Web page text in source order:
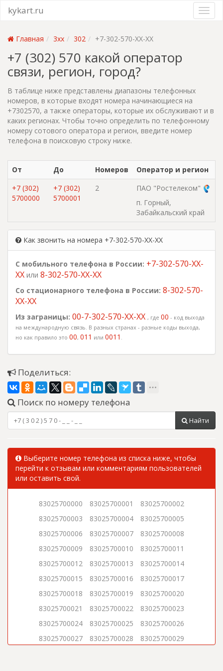
kykart.ru
Главная 3xx 302 +7-302-570-XX-XX
+7 (302) 570 какой оператор
связи, регион, город?
В таблице ниже представлены диапазоны телефонных
номеров, в которые входят номера начинающиеся на
+7302570, а также операторы, которые их обслуживают и в
каких регионах. Чтобы точно определить по телефонному
номеру сотового оператора и регион, введите номер
телефона в поисковую строку ниже.
От До Номеров
Оператор и регион
+7 (302)
5700000
+7 (302)
5700001
2
ПАО "Ростелеком"
п. Горный,
Забайкальский край
Как звонить на номера +7-302-570-XX-XX
С мобильного телефона в России: +7-302-570-XX-
XX или 8-302-570-XX-XX
Со стационарного телефона в России: 8-302-570-
XX-XX
Из заграницы: 00-7-302-570-XX-XX , где 00 - код выхода
на международную связь. В разных странах - разные коды выхода,
но как правило это 00, 011 или 0011 .
Поделиться:
Поиск по номеру телефона
Найти
Выберите номер телефона из списка ниже, чтобы
перейти к отзывам или комментариям пользователей
или оставить свой.
83025700000 83025700001
83025700002
83025700003
83025700004
83025700005
83025700006
83025700007
83025700008
83025700009
83025700010
83025700011
83025700012
83025700013
83025700014
83025700015
83025700016
83025700017
83025700018
83025700019
83025700020
83025700021
83025700022
83025700023
83025700024
83025700025
83025700026
83025700027
83025700028
83025700029